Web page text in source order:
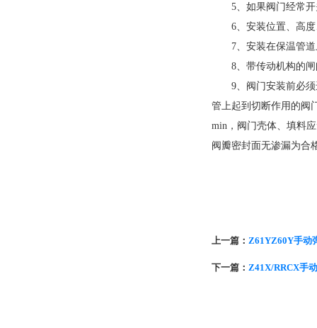
5、如果阀门经常开
6、安装位置、高度
7、安装在保温管道
8、带传动机构的闸
9、阀门安装前必须进
管上起到切断作用的阀
min，阀门壳体、填料
阀瓣密封面无渗漏为合
上一篇： Z61YZ60Y手动
下一篇： Z41X/RRCX手